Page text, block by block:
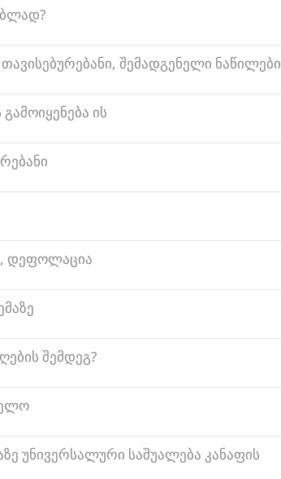
შემადგენელი ნაწილები
ის
დეფოლაცია
შემდეგ?
უნივერსალური საშუალება კანაფის